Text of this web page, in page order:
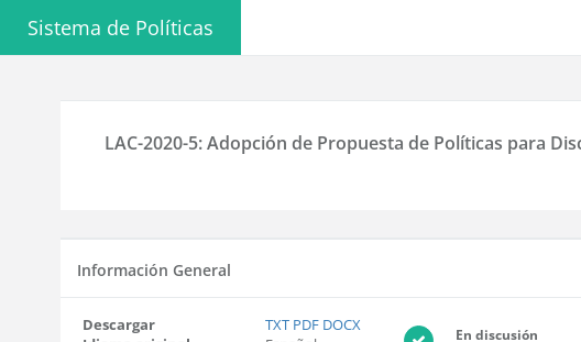
Sistema de Políticas
LAC-2020-5: Adopción de Propuesta de Políticas para
Información General
Descargar TXT PDF DOCX
En discusión